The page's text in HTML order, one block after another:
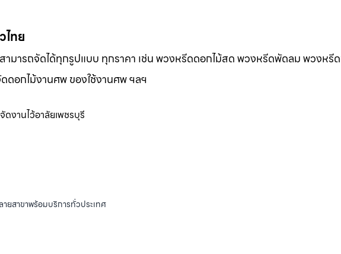
ทย
ามารถจัดได้ทุกรูปแบบ ทุกราคา เช่น พวงหรีดดอกไม้สด พวงหรีดพัดลม พวงหรี
ดอกไม้งานศพ ของใช้งานศพ ฯลฯ
ดงานไว้อาลัยเพชรบุรี
ยสาขาพร้อมบริการทั่วประเทศ